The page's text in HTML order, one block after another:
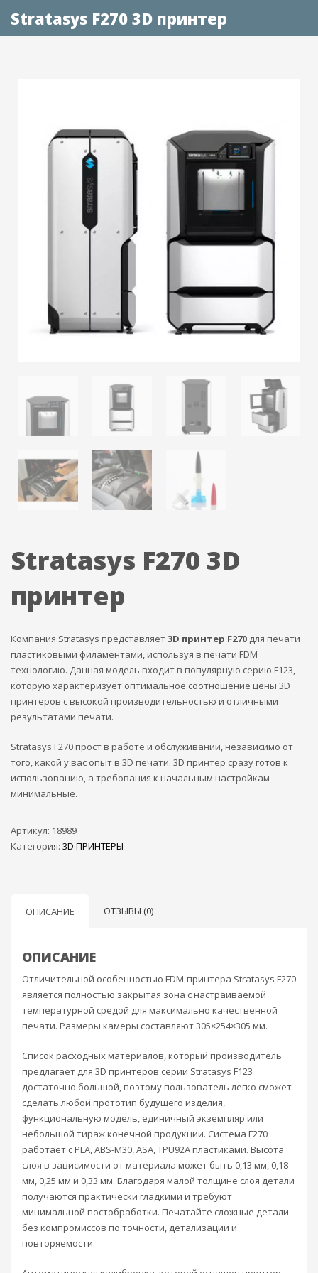
Stratasys F270 3D принтер
Stratasys F270 3D
принтер
Компания Stratasys представляет3D принтер F270 для печати
пластиковыми филаментами, используя в печати FDM
технологию. Данная модель входит в популярную серию F123,
которую характеризует оптимальное соотношение цены 3D
принтеров с высокой производительностью и отличными
результатами печати.
Stratasys F270 прост в работе и обслуживании, независимо от
того, какой у вас опыт в 3D печати. 3D принтер сразу готов к
использованию, а требования к начальным настройкам
минимальные.
Артикул: 18989
Категория: 3D ПРИНТЕРЫ
ОПИСАНИЕ ОТЗЫВЫ (0)
ОПИСАНИЕ
Отличительной особенностью FDM-принтера Stratasys F270
является полностью закрытая зона с настраиваемой
температурной средой для максимально качественной
печати. Размеры камеры составляют 305×254×305 мм.
Список расходных материалов, который производитель
предлагает для 3D принтеров серии Stratasys F123
достаточно большой, поэтому пользователь легко сможет
сделать любой прототип будущего изделия,
функциональную модель, единичный экземпляр или
небольшой тираж конечной продукции. Система F270
работает с PLA, ABS-M30, ASA, TPU92A пластиками. Высота
слоя в зависимости от материала может быть 0,13 мм, 0,18
мм, 0,25 мм и 0,33 мм. Благодаря малой толщине слоя детали
получаются практически гладкими и требуют
минимальной постобработки. Печатайте сложные детали
без компромиссов по точности, детализации и
повторяемости.